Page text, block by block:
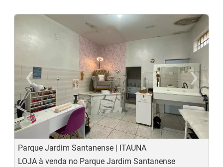
‹
Previous
›
Parque Jardim Santanense | ITAUNA
LOJA à venda no Parque Jardim Santanense